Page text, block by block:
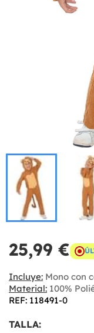
25,99 €
Incluye: Mono con
Material: 100%
REF: 118491-0
TALLA: